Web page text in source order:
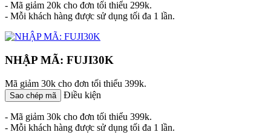
- Mã giảm 20k cho đơn tối thiểu 299k.
- Mỗi khách hàng được sử dụng tối đa 1 lần.
NHẬP MÃ: FUJI30K
Mã giảm 30k cho đơn tối thiểu 399k.
Sao chép mã Điều kiện
- Mã giảm 30k cho đơn tối thiểu 399k.
- Mỗi khách hàng được sử dụng tối đa 1 lần.